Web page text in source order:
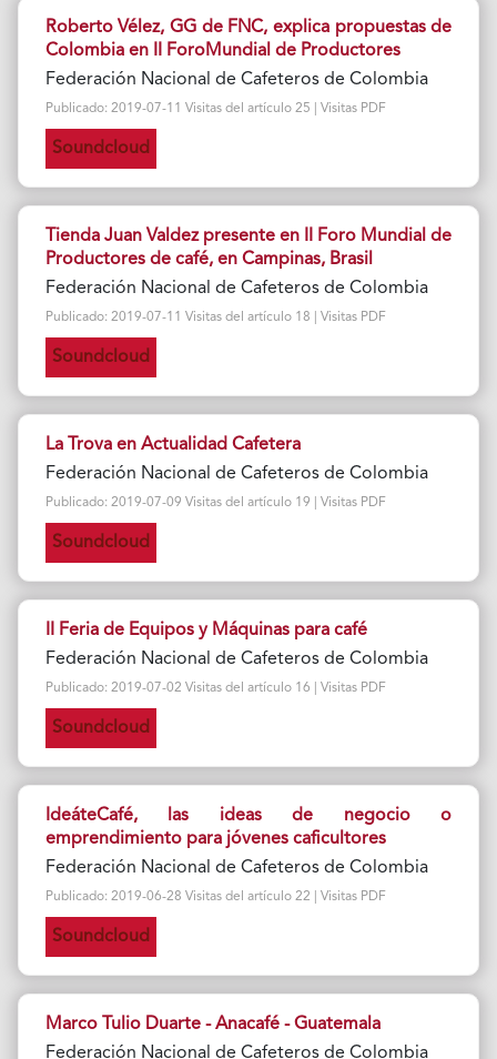
Roberto Vélez, GG de FNC, explica propuestas de
Colombia en II ForoMundial de Productores
Federación Nacional de Cafeteros de Colombia
Publicado: 2019-07-11 Visitas del artículo 25 | Visitas PDF
Soundcloud
Tienda Juan Valdez presente en II Foro Mundial de
Productores de café, en Campinas, Brasil
Federación Nacional de Cafeteros de Colombia
Publicado: 2019-07-11 Visitas del artículo 18 | Visitas PDF
Soundcloud
La Trova en Actualidad Cafetera
Federación Nacional de Cafeteros de Colombia
Publicado: 2019-07-09 Visitas del artículo 19 | Visitas PDF
Soundcloud
II Feria de Equipos y Máquinas para café
Federación Nacional de Cafeteros de Colombia
Publicado: 2019-07-02 Visitas del artículo 16 | Visitas PDF
Soundcloud
IdeáteCafé, las ideas de negocio o
emprendimiento para jóvenes caficultores
Federación Nacional de Cafeteros de Colombia
Publicado: 2019-06-28 Visitas del artículo 22 | Visitas PDF
Soundcloud
Marco Tulio Duarte - Anacafé - Guatemala
Federación Nacional de Cafeteros de Colombia